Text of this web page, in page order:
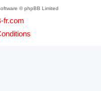
© phpBB Limited
fr.com